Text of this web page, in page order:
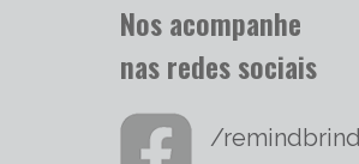
Nos acompanhe
nas redes sociais
/